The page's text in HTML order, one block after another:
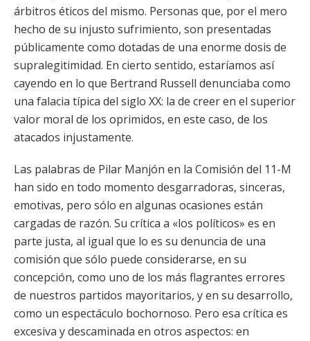
árbitros éticos del mismo. Personas que, por el mero
hecho de su injusto sufrimiento, son presentadas
públicamente como dotadas de una enorme dosis de
supralegitimidad. En cierto sentido, estaríamos así
cayendo en lo que Bertrand Russell denunciaba como
una falacia típica del siglo XX: la de creer en el superior
valor moral de los oprimidos, en este caso, de los
atacados injustamente.
Las palabras de Pilar Manjón en la Comisión del 11-M
han sido en todo momento desgarradoras, sinceras,
emotivas, pero sólo en algunas ocasiones están
cargadas de razón. Su crítica a «los políticos» es en
parte justa, al igual que lo es su denuncia de una
comisión que sólo puede considerarse, en su
concepción, como uno de los más flagrantes errores
de nuestros partidos mayoritarios, y en su desarrollo,
como un espectáculo bochornoso. Pero esa crítica es
excesiva y descaminada en otros aspectos: en